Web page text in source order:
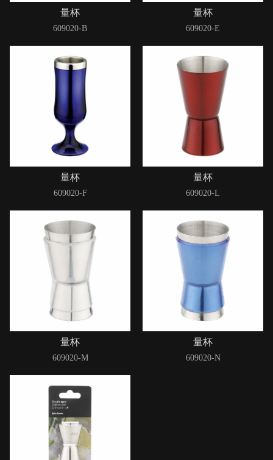
量杯
609020-B
量杯
609020-E
量杯
609020-F
量杯
609020-L
量杯
609020-M
量杯
609020-N